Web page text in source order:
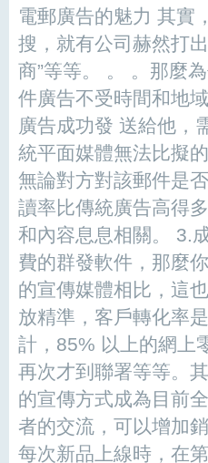
電郵廣告的魅力 其實
搜，就有公司赫然打
商”等等。 。 。那麼
件廣告不受時間和地
廣告成功發 送給他，
統平面媒體無法比擬
無論對方對該郵件是
讀率比傳統廣告高得
和內容息息相關。 3.
費的群發軟件，那麼
的宣傳媒體相比，這
放精準，客戶轉化率
計，85% 以上的網上
再次才到聯署等等。
的宣傳方式成為目前
者的交流，可以增加
每次新品上線時，在